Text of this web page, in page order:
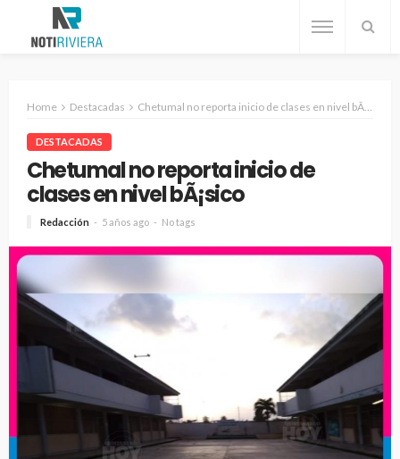
Home Destacadas Chetumal no reporta inicio de clases en nivel bÃ¡sico
DESTACADAS
Chetumal no reporta inicio de
clases en nivel bÃ¡sico
Redacción 5 años ago No tags